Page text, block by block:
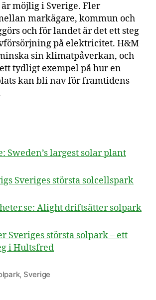
möjlig i Sverige. Fler
markägare, kommun och
och för landet är det ett steg
på elektricitet. H&M
sin klimatpåverkan, och
tydligt exempel på hur en
kan bli nav för framtidens
Sweden’s largest solar plant
Sveriges största solcellspark
Alight driftsätter solpark
Sveriges största solpark – ett
i Hultsfred
, Sverige